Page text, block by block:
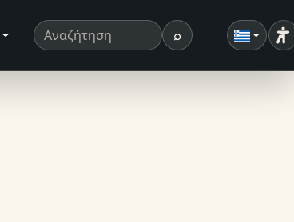
Όρος αναζήτησης ⌕Αναζήτηση